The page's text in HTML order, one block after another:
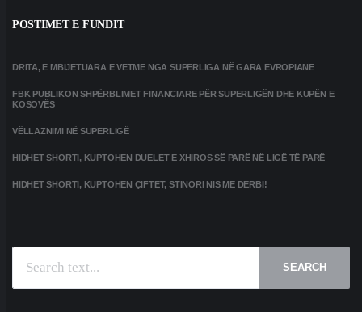
POSTIMET E FUNDIT
DRITA, E MBIJETUARA E VETME NGA SUPERLIGA NË GARA EVROPIANE
FBK PUBLIKON SHPËRBLIMET FINANCIARE PËR SUPERLIGËN DHE KUPËN E
KOSOVËS
VËLLAZNIMI NË SUPERLIGË
HIDHET SHORTI, KUPTOHEN DUELET E XHIROS SË PARË NË LIGË TË PARË
HIDHET SHORTI, KUPTOHEN ÇIFTET, STINORI NIS ME DERBI!
SEARCH